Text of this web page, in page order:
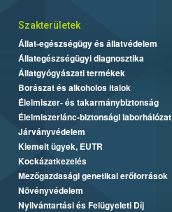
Szakterületek
Állat-egészségügy és állatvédelem
Állategészségügyi diagnosztika
Állatgyógyászati termékek
Borászat és alkoholos italok
Élelmiszer- és takarmánybiztonság
Élelmiszerlánc-biztonsági laborhálózat
Járványvédelem
Kiemelt ügyek, EUTR
Kockázatkezelés
Mezőgazdasági genetikai erőforrások
Növényvédelem
Nyilvántartási és Felügyeleti Díj